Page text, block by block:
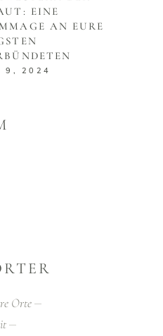
EINE
AN EURE
9, 2024
Orte